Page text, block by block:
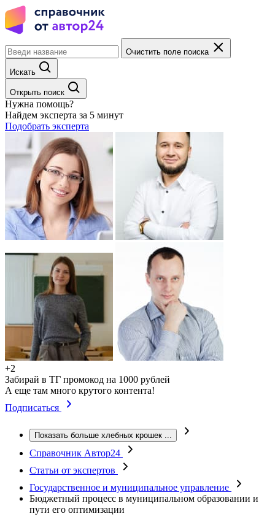
Очистить поле поиска
Искать
Открыть поиск
Нужна помощь?
Найдем эксперта за 5 минут
Подобрать эксперта
+2
Забирай в ТГ промокод на 1000 рублей
А еще там много крутого контента!
Подписаться
Показать больше хлебных крошек ...
Справочник Автор24
Статьи от экспертов
Государственное и муниципальное управление
Бюджетный процесс в муниципальном образовании и
пути его оптимизации